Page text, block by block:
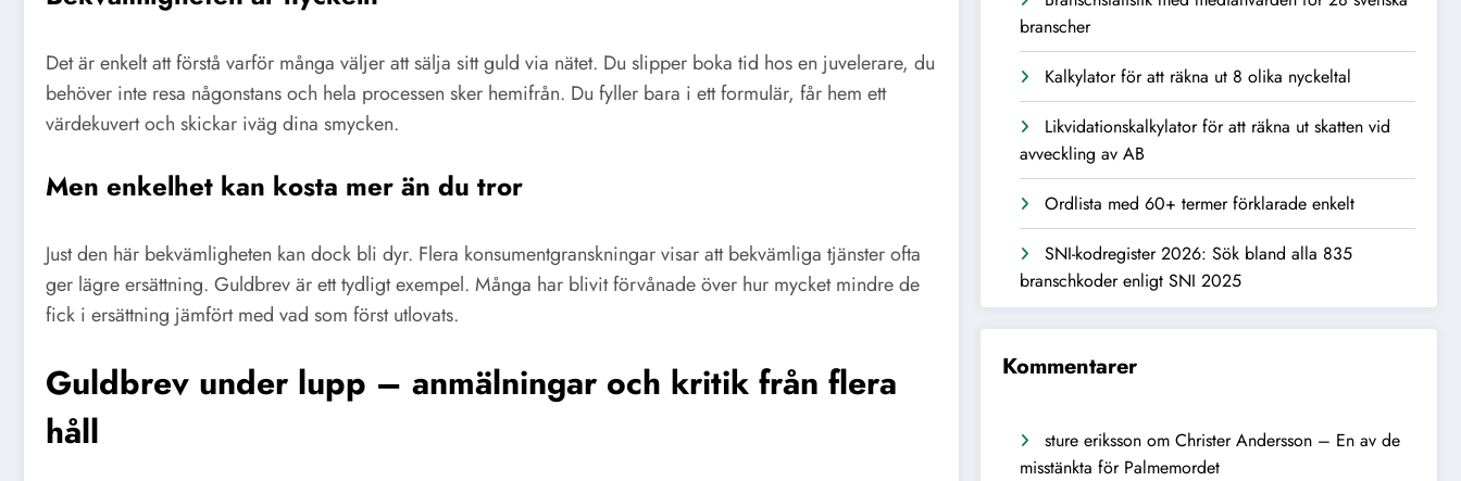
Det är enkelt att förstå varför många väljer att sälja sitt guld via nätet. Du slipper boka tid hos en juvelerare, du
behöver inte resa någonstans och hela processen sker hemifrån. Du fyller bara i ett formulär, får hem ett
värdekuvert och skickar iväg dina smycken.
Men enkelhet kan kosta mer än du tror
Just den här bekvämligheten kan dock bli dyr. Flera konsumentgranskningar visar att bekvämliga tjänster ofta
ger lägre ersättning. Guldbrev är ett tydligt exempel. Många har blivit förvånade över hur mycket mindre de
fick i ersättning jämfört med vad som först utlovats.
Guldbrev under lupp – anmälningar och kritik från flera
håll
branscher
Kalkylator för att räkna ut 8 olika nyckeltal
Likvidationskalkylator för att räkna ut skatten vid
avveckling av AB
Ordlista med 60+ termer förklarade enkelt
SNI-kodregister 2026: Sök bland alla 835
branschkoder enligt SNI 2025
Kommentarer
sture eriksson omChrister Andersson – En av de
misstänkta för Palmemordet